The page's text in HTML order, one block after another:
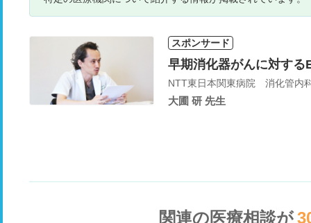
スポンサード
早期消化器がんに対する
NTT東日本関東病院 消化管内
大圃 研 先生
関連の医療相談が